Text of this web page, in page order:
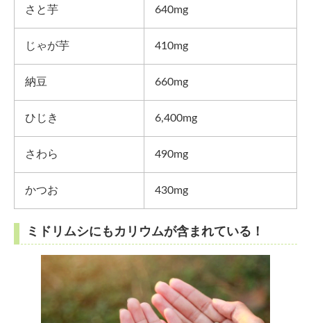
さと芋 640mg
じゃが芋 410mg
納豆 660mg
ひじき 6,400mg
さわら 490mg
かつお 430mg
ミドリムシにもカリウムが含まれている！